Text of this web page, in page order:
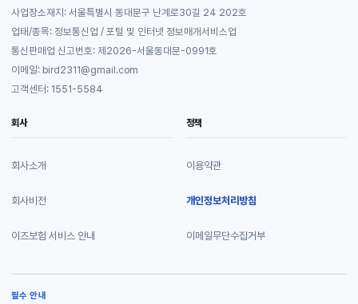
사업장소재지: 서울특별시 동대문구 난계로30길 24 202호
업태/종목: 정보통신업 / 포털 및 인터넷 정보매개서비스업
통신판매업 신고번호: 제2026-서울동대문-0991호
이메일: bird2311@gmail.com
고객센터: 1551-5584
회사
회사소개
회사비전
이즈보험 서비스 안내
정책
이용약관
개인정보처리방침
이메일무단수집거부
필수 안내